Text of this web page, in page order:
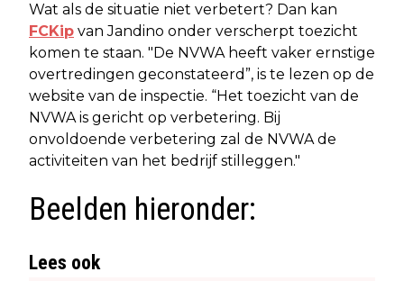
Wat als de situatie niet verbetert? Dan kan
FCKip van Jandino onder verscherpt toezicht
komen te staan. "De NVWA heeft vaker ernstige
overtredingen geconstateerd”, is te lezen op de
website van de inspectie. “Het toezicht van de
NVWA is gericht op verbetering. Bij
onvoldoende verbetering zal de NVWA de
activiteiten van het bedrijf stilleggen."
Beelden hieronder:
Lees ook